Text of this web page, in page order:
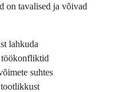
on tavalised ja võivad
lahkuda
töökonfliktid
suhtes